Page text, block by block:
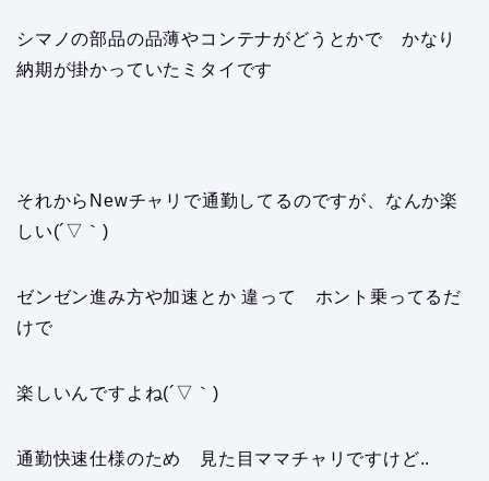
シマノの部品の品薄やコンテナがどうとかで かなり
納期が掛かっていたミタイです
それからNewチャリで通勤してるのですが、なんか楽
しい(´▽｀)
ゼンゼン進み方や加速とか 違って ホント乗ってるだ
けで
楽しいんですよね(´▽｀)
通勤快速仕様のため 見た目ママチャリですけど..